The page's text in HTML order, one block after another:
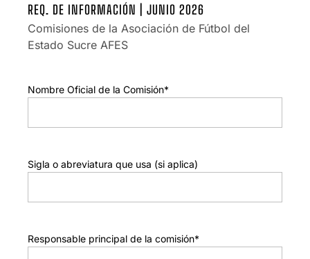
REQ. DE INFORMACIÓN | JUNIO 2026
Comisiones de la Asociación de Fútbol del
Estado Sucre AFES
Nombre Oficial de la Comisión*
Sigla o abreviatura que usa (si aplica)
Responsable principal de la comisión*